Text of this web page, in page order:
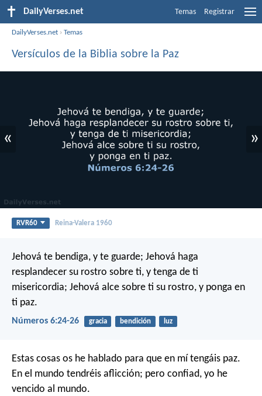
DailyVerses.net Temas Registrar
DailyVerses.net ›Temas
Versículos de la Biblia sobre la Paz
« »
RVR60 Reina-Valera 1960
Jehová te bendiga, y te guarde; Jehová haga
resplandecer su rostro sobre ti, y tenga de ti
misericordia; Jehová alce sobre ti su rostro, y ponga en
ti paz.
Números 6:24-26 gracia bendición luz
Estas cosas os he hablado para que en mí tengáis paz.
En el mundo tendréis aflicción; pero confiad, yo he
vencido al mundo.